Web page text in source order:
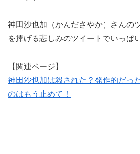
神田沙也加（かんださやか）さんの
を捧げる悲しみのツイートでいっぱ
【関連ページ】
神田沙也加は殺された？発作的だっ
のはもう止めて！